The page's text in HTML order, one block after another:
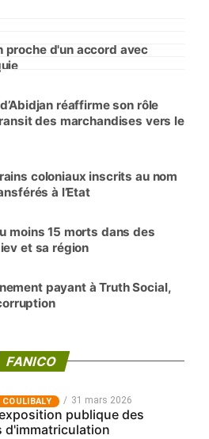
proche d'un accord avec
réaffirme son rôle
des marchandises vers le
coloniaux inscrits au nom
à l’Etat
moins 15 morts dans des
et sa région
payant à Truth Social,
FANICO
COULIBALY 31 mars 2026
publique des
d'immatriculation